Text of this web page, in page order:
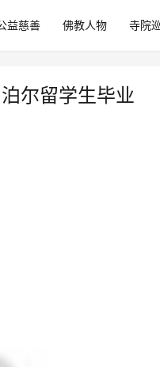
益慈善 佛教人物 寺院
尔留学生毕业